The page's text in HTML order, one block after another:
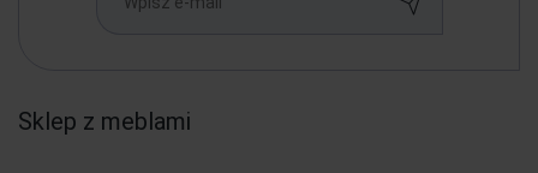
Sklep z meblami